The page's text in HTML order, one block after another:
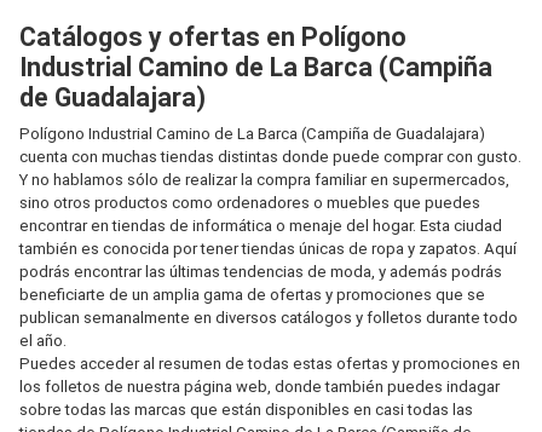
Catálogos y ofertas en Polígono
Industrial Camino de La Barca (Campiña
de Guadalajara)
Polígono Industrial Camino de La Barca (Campiña de Guadalajara)
cuenta con muchas tiendas distintas donde puede comprar con gusto.
Y no hablamos sólo de realizar la compra familiar en supermercados,
sino otros productos como ordenadores o muebles que puedes
encontrar en tiendas de informática o menaje del hogar. Esta ciudad
también es conocida por tener tiendas únicas de ropa y zapatos. Aquí
podrás encontrar las últimas tendencias de moda, y además podrás
beneficiarte de un amplia gama de ofertas y promociones que se
publican semanalmente en diversos catálogos y folletos durante todo
el año.
Puedes acceder al resumen de todas estas ofertas y promociones en
los folletos de nuestra página web, donde también puedes indagar
sobre todas las marcas que están disponibles en casi todas las